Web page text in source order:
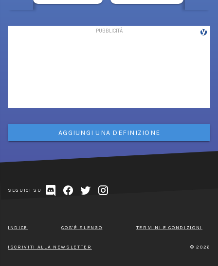
AGGIUNGI UNA DEFINIZIONE
SEGUICI SU
INDICE COS'È SLENGO TERMINI E CONDIZIONI
ISCRIVITI ALLA NEWSLETTER © 2026